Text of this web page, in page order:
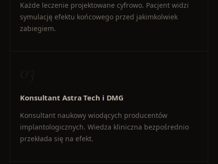
Każde leczenie projektowane cyfrowo. Pacjent widzi
symulację efektu końcowego przed jakimkolwiek
zabiegiem.
Konsultant Astra Tech i DMG
Konsultant naukowy wiodących producentów
implantologicznych. Wiedza kliniczna bezpośrednio
przekłada się na efekt.